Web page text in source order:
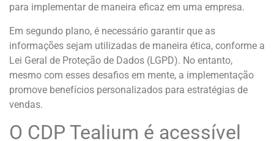
para implementar de maneira eficaz em uma empresa.
Em segundo plano, é necessário garantir que as
informações sejam utilizadas de maneira ética, conforme a
Lei Geral de Proteção de Dados (LGPD). No entanto,
mesmo com esses desafios em mente, a implementação
promove benefícios personalizados para estratégias de
vendas.
O CDP Tealium é acessível